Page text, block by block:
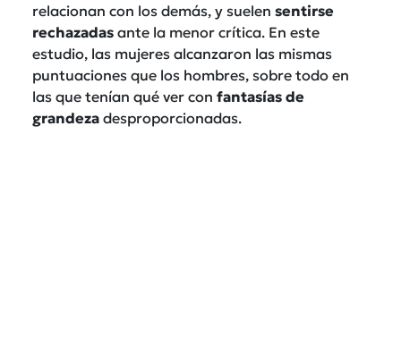
relacionan con los demás, y suelen sentirse
rechazadas ante la menor crítica. En este
estudio, las mujeres alcanzaron las mismas
puntuaciones que los hombres, sobre todo en
las que tenían qué ver con fantasías de
grandeza desproporcionadas.